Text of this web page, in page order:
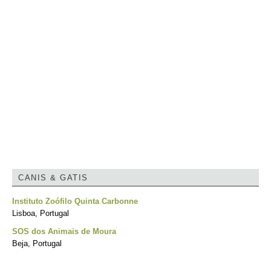
CANIS & GATIS
Instituto Zoófilo Quinta Carbonne
Lisboa, Portugal
SOS dos Animais de Moura
Beja, Portugal